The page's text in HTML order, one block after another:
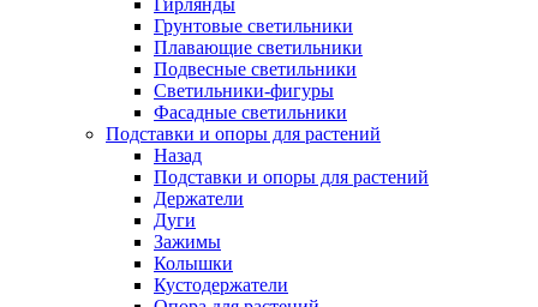
Гирлянды
Грунтовые светильники
Плавающие светильники
Подвесные светильники
Светильники-фигуры
Фасадные светильники
Подставки и опоры для растений
Назад
Подставки и опоры для растений
Держатели
Дуги
Зажимы
Колышки
Кустодержатели